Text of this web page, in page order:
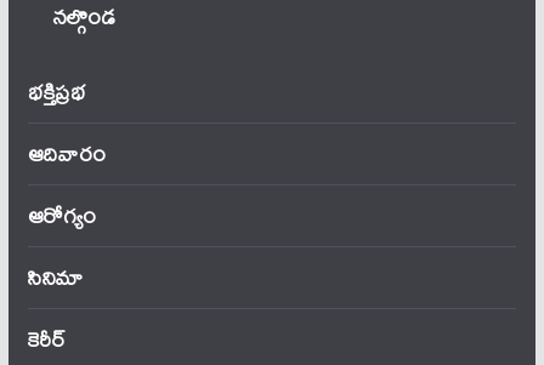
నల్గొండ
భక్తిప్రభ
ఆదివారం
ఆరోగ్యం
సినిమా
కెరీర్